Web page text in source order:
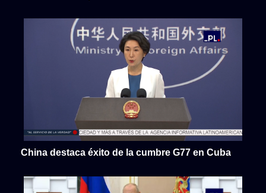
China destaca éxito de la cumbre G77 en Cuba